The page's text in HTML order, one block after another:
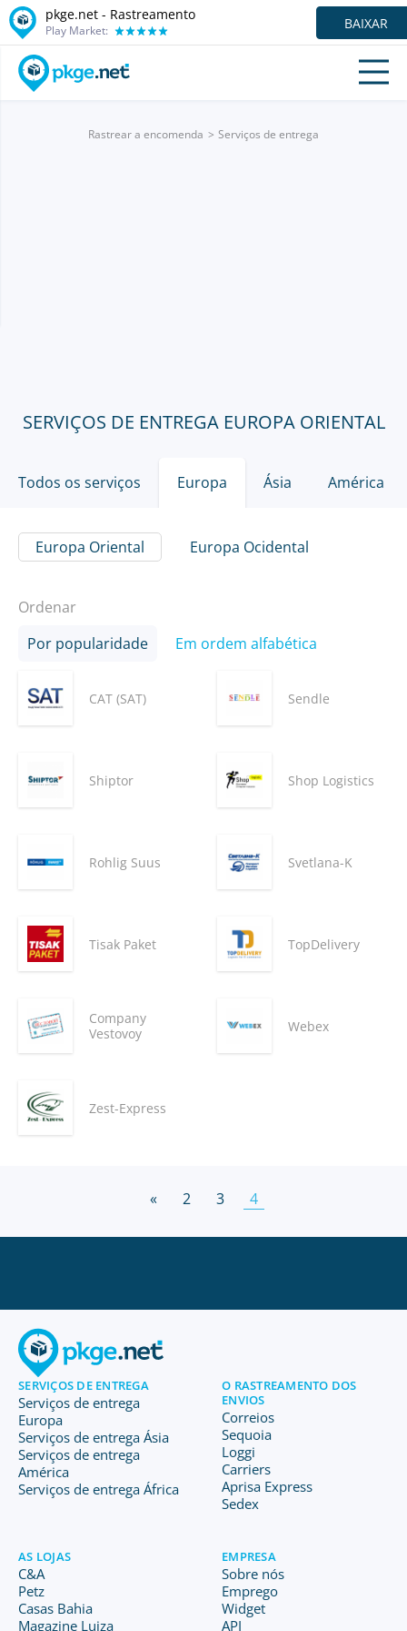
pkge.net - Rastreamento
Play Market: BAIXAR
Rastrear a encomenda Serviços de entrega
SERVIÇOS DE ENTREGA EUROPA ORIENTAL
Todos os serviços Europa Ásia América
Europa Oriental Europa Ocidental
Ordenar
Por popularidade
Em ordem alfabética
САТ (SAT) Sendle
Shiptor Shop Logistics
Rohlig Suus Svetlana-K
Tisak Paket TopDelivery
Company
Vestovoy
Webex
Zest-Express
« 2 3 4
SERVIÇOS DE ENTREGA
Serviços de entrega
Europa
Serviços de entrega Ásia
Serviços de entrega
América
Serviços de entrega África
O RASTREAMENTO DOS
ENVIOS
Correios
Sequoia
Loggi
Carriers
Aprisa Express
Sedex
AS LOJAS
C&A
Petz
Casas Bahia
Magazine Luiza
EMPRESA
Sobre nós
Emprego
Widget
API